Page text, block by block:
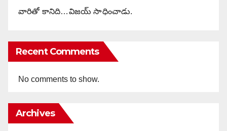
వారితో కానిది…విజయ్ సాధించాడు.
Recent Comments
No comments to show.
Archives